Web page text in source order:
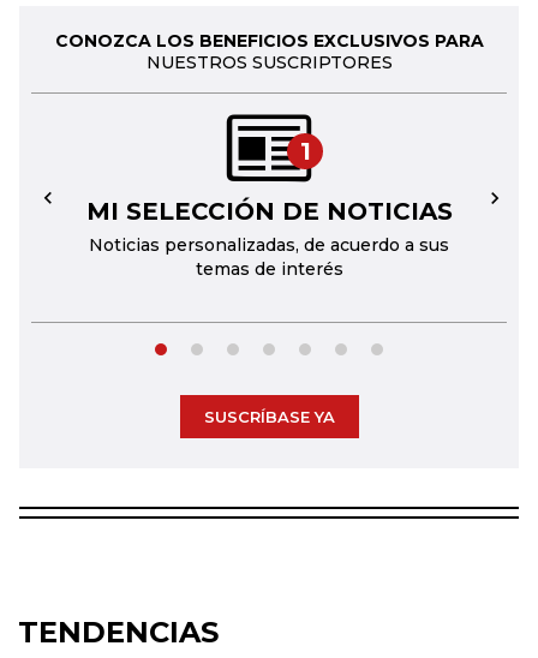
CONOZCA LOS BENEFICIOS EXCLUSIVOS PARA
NUESTROS SUSCRIPTORES
1
MI SELECCIÓN DE NOTICIAS
Noticias personalizadas, de acuerdo a sus
temas de interés
← →
SUSCRÍBASE YA
TENDENCIAS